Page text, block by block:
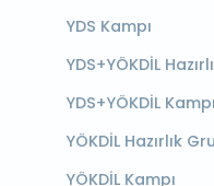
YDS Kampı
YDS+YÖKDİL
YDS+YÖKDİL Kampı
YÖKDİL Hazırlık
YÖKDİL Kampı